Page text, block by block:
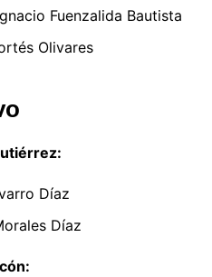
Fuenzalida Bautista
Olivares
Díaz
Díaz